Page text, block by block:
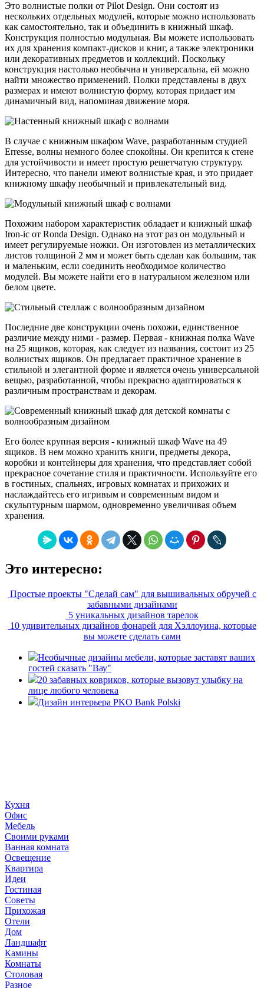
Это волнистые полки от Pilot Design. Они состоят из
нескольких отдельных модулей, которые можно использовать
как самостоятельно, так и объединить в книжный шкаф.
Конструкция полностью модульная. Вы можете использовать
их для хранения компакт-дисков и книг, а также электроники
или декоративных предметов и коллекций. Поскольку
конструкция настолько необычна и универсальна, ей можно
найти множество применений. Полки представлены в двух
размерах и имеют волнистую форму, которая придает им
динамичный вид, напоминая движение моря.
В случае с книжным шкафом Wave, разработанным студией
Erresse, волны немного более спокойны. Он крепится к стене
для устойчивости и имеет простую решетчатую структуру.
Интересно, что панели имеют волнистые края, и это придает
книжному шкафу необычный и привлекательный вид.
Похожим набором характеристик обладает и книжный шкаф
Iron-ic от Ronda Design. Однако на этот раз он модульный и
имеет регулируемые ножки. Он изготовлен из металлических
листов толщиной 2 мм и может быть сделан как большим, так
и маленьким, если соединить необходимое количество
модулей. Вы можете найти его в натуральном железном или
белом цвете.
Последние две конструкции очень похожи, единственное
различие между ними - размер. Первая - книжная полка Wave
на 25 ящиков, которая, как следует из названия, состоит из 25
волнистых ящиков. Он предлагает практичное хранение в
стильной и элегантной форме и является очень универсальной
вещью, разработанной, чтобы прекрасно адаптироваться к
различным пространствам и декорам.
Его более крупная версия - книжный шкаф Wave на 49
ящиков. В нем можно хранить книги, предметы декора,
коробки и контейнеры для хранения, что представляет собой
прекрасное сочетание стиля и практичности. Используйте его
в гостиных, спальнях, игровых комнатах и прихожих и
наслаждайтесь его игривым и современным видом и
скульптурным шармом, одновременно увеличивая объем
хранения.
Это интересно:
Простые проекты "Сделай сам" для вышивальных обручей с
забавными дизайнами
5 уникальных дизайнов тарелок
10 удивительных дизайнов фонарей для Хэллоуина, которые
вы можете сделать сами
Необычные дизайны мебели, которые заставят ваших
гостей сказать "Вау"
20 забавных ковриков, которые вызовут улыбку на
лице любого человека
Дизайн интерьера PKO Bank Polski
Кухня
Офис
Мебель
Своими руками
Ванная комната
Освещение
Квартира
Идеи
Гостиная
Советы
Прихожая
Отели
Дом
Ландшафт
Камины
Комнаты
Столовая
Разное